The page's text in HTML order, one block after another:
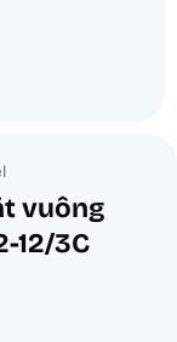
vuông
12/3C